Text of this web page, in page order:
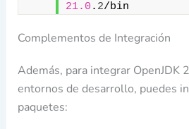
21.0 . 2/bin
Complementos de Integración
Además, para integrar OpenJDK
entornos de desarrollo, puedes
paquetes: